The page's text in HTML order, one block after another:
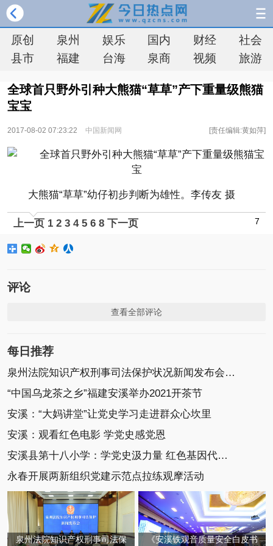
原创 泉州 娱乐 国内 财经
社会
县市
福建 台海 泉商 视频 旅游
全球首只野外引种大熊猫“草草”产下重量级熊猫
宝宝
2017-08-02 07:23:22 中国新闻网 [责任编辑:黄如萍]
大熊猫“草草”幼仔初步判断为雄性。李传友 摄
上一页 1 2 3 4 5 6 7
8 下一页
评论
查看全部评论
每日推荐
泉州法院知识产权刑事司法保护状况新闻发布会召开
“中国乌龙茶之乡”福建安溪举办2021开茶节
安溪：“大妈讲堂”让党史学习走进群众心坎里
安溪：观看红色电影 学党史感党恩
安溪县第十八小学：学党史汲力量 红色基因代代传
永春开展两新组织党建示范点拉练观摩活动
泉州法院知识产权刑事司法保 《安溪铁观音质量安全白皮书